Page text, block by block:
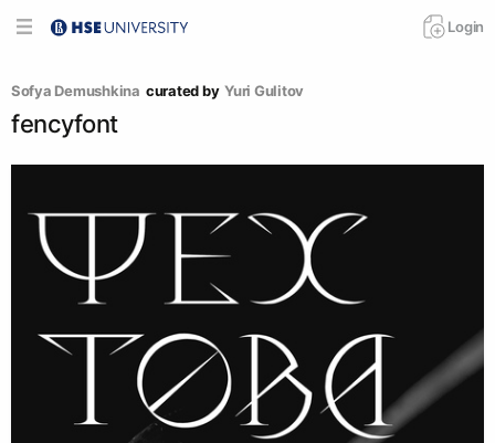
Login
Sofya Demushkina curated by Yuri Gulitov
fencyfont